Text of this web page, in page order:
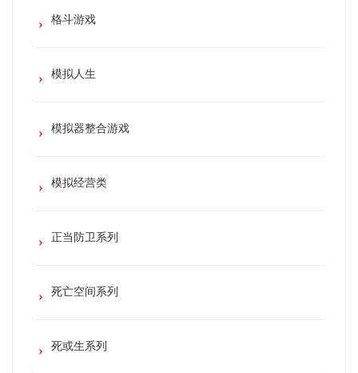
格斗游戏
模拟人生
模拟器整合游戏
模拟经营类
正当防卫系列
死亡空间系列
死或生系列